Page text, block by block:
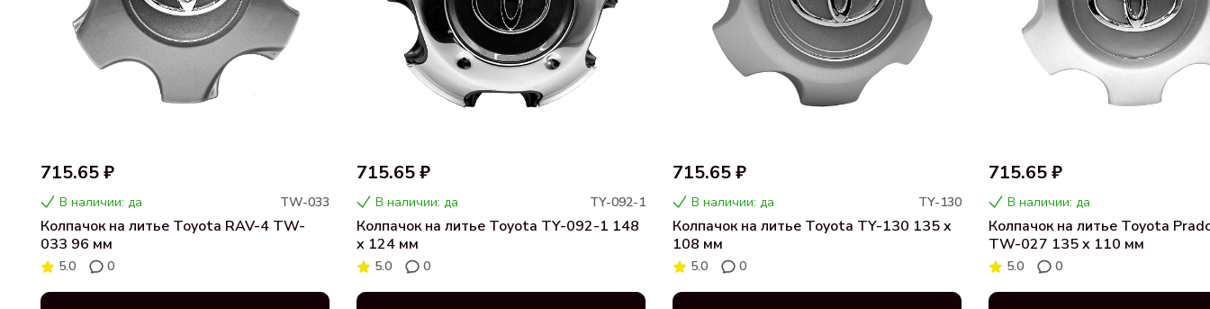
715.65 ₽
В наличии: да TW-033
Колпачок на литье Toyota RAV-4 TW-
033 96 мм
5.0 0
715.65 ₽
В наличии: да TY-092-1
Колпачок на литье Toyota TY-092-1 148
x 124 мм
5.0 0
715.65 ₽
В наличии: да TY-130
Колпачок на литье Toyota TY-130 135 x
108 мм
5.0 0
715.65 ₽
В наличии: да
Колпачок на литье Toyota
TW-027 135 x 110 мм
5.0 0